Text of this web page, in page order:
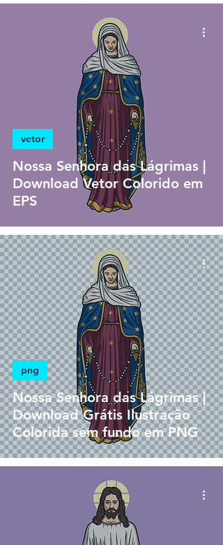
Nossa Senhora das Lágrimas |
Download Vetor Colorido em
EPS
vetor
Nossa Senhora das Lágrimas |
Download Grátis Ilustração
Colorida sem fundo em PNG
png